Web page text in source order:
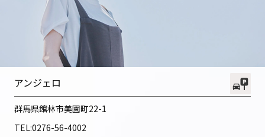
アンジェロ
群馬県館林市美園町22-1
TEL:0276-56-4002